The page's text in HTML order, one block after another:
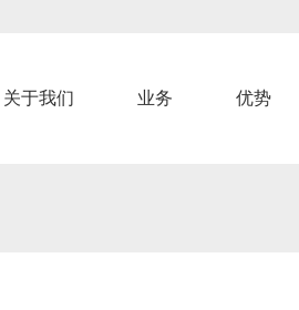
关于我们 业务 优势